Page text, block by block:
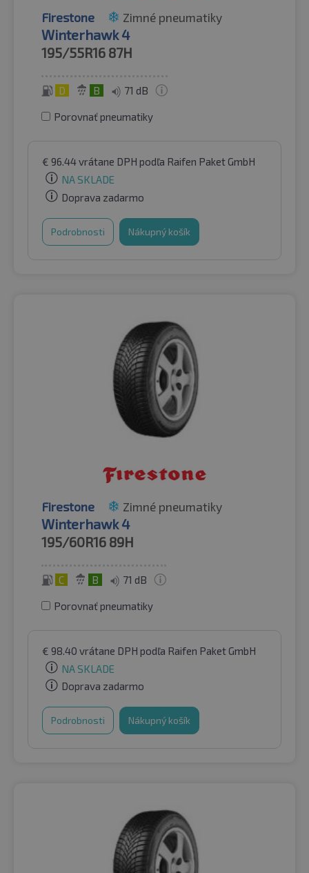
Firestone Zimné pneumatiky
Winterhawk 4
195/55R16 87H
D B 71 dB
Porovnať pneumatiky
€ 96.44vrátane DPH podľa Raifen Paket GmbH
NA SKLADE
Doprava zadarmo
Podrobnosti Nákupný košík
Firestone Zimné pneumatiky
Winterhawk 4
195/60R16 89H
C B 71 dB
Porovnať pneumatiky
€ 98.40 vrátane DPH podľa Raifen Paket GmbH
NA SKLADE
Doprava zadarmo
Podrobnosti Nákupný košík